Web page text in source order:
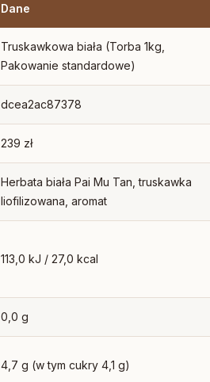
Dane
Truskawkowa biała (Torba 1kg,
Pakowanie standardowe)
dcea2ac87378
239 zł
Herbata biała Pai Mu Tan, truskawka
liofilizowana, aromat
113,0 kJ / 27,0 kcal
0,0 g
4,7 g (w tym cukry 4,1 g)